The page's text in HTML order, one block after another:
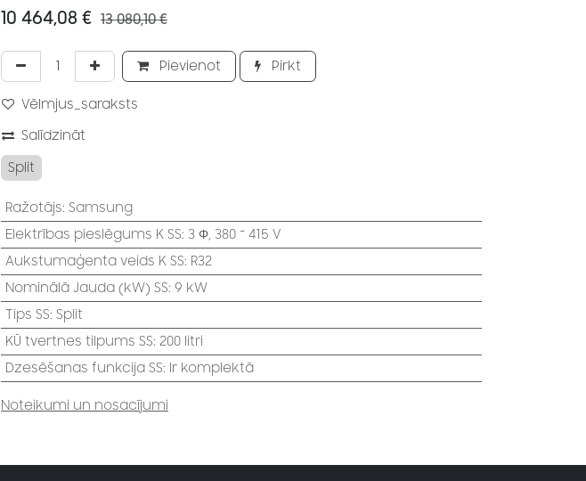
10 464,08 € 13 080,10€
Pievienot Pirkt
Vēlmjus_saraksts
Salīdzināt
Split
Ražotājs: Samsung
Elektrības pieslēgums K SS: 3 Φ, 380 ~ 415 V
Aukstumaģenta veids K SS: R32
Nominālā Jauda (kW) SS: 9 kW
Tips SS: Split
KŪ tvertnes tilpums SS: 200 litri
Dzesēšanas funkcija SS: Ir komplektā
Noteikumi un nosacījumi